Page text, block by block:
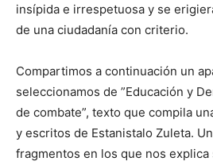
insípida e irrespetuosa y se
de una ciudadanía con criterio.
Compartimos a continuación un
seleccionamos de ”Educación y
de combate”, texto que compila
y escritos de Estanistalo Zuleta.
fragmentos en los que nos